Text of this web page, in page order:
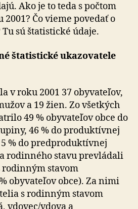
Ako je to teda s počtom
Čo vieme povedať o
sú štatistické údaje.
štatistické ukazovatele
v roku 2001 37 obyvateľov,
a 19 žien. Zo všetkých
49 % obyvateľov obce do
46 % do produktívnej
% do predproduktívnej
rodinného stavu prevládali
rodinným stavom
obyvateľov obce). Za nimi
s rodinným stavom